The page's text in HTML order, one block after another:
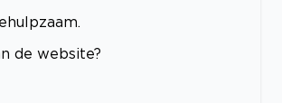
de website?